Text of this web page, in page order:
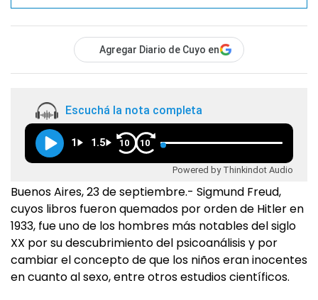
Agregar Diario de Cuyo en
Escuchá la nota completa
1 1.5 10 10
Powered by Thinkindot Audio
Buenos Aires, 23 de septiembre.- Sigmund Freud,
cuyos libros fueron quemados por orden de Hitler en
1933, fue uno de los hombres más notables del siglo
XX por su descubrimiento del psicoanálisis y por
cambiar el concepto de que los niños eran inocentes
en cuanto al sexo, entre otros estudios científicos.